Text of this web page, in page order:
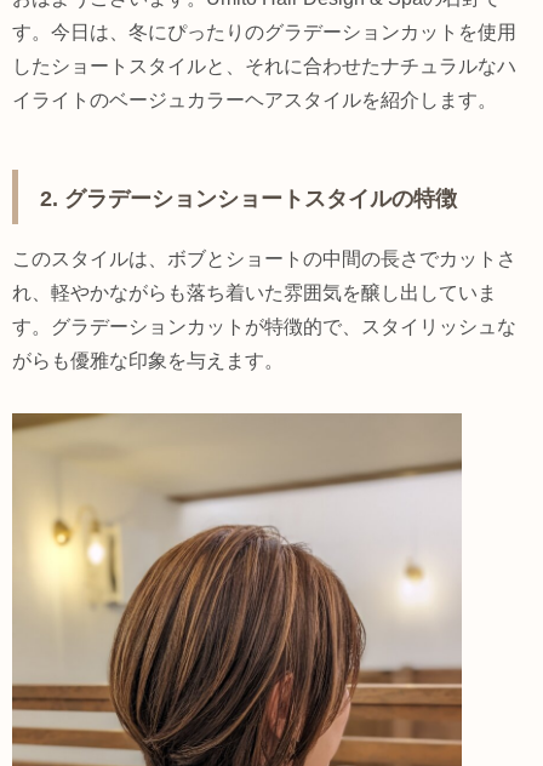
す。今日は、冬にぴったりのグラデーションカットを使用
したショートスタイルと、それに合わせたナチュラルなハ
イライトのベージュカラーヘアスタイルを紹介します。
2. グラデーションショートスタイルの特徴
このスタイルは、ボブとショートの中間の長さでカットさ
れ、軽やかながらも落ち着いた雰囲気を醸し出していま
す。グラデーションカットが特徴的で、スタイリッシュな
がらも優雅な印象を与えます。